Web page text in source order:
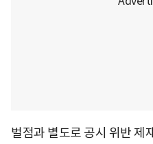
벌점과 별도로 공시 위반 제